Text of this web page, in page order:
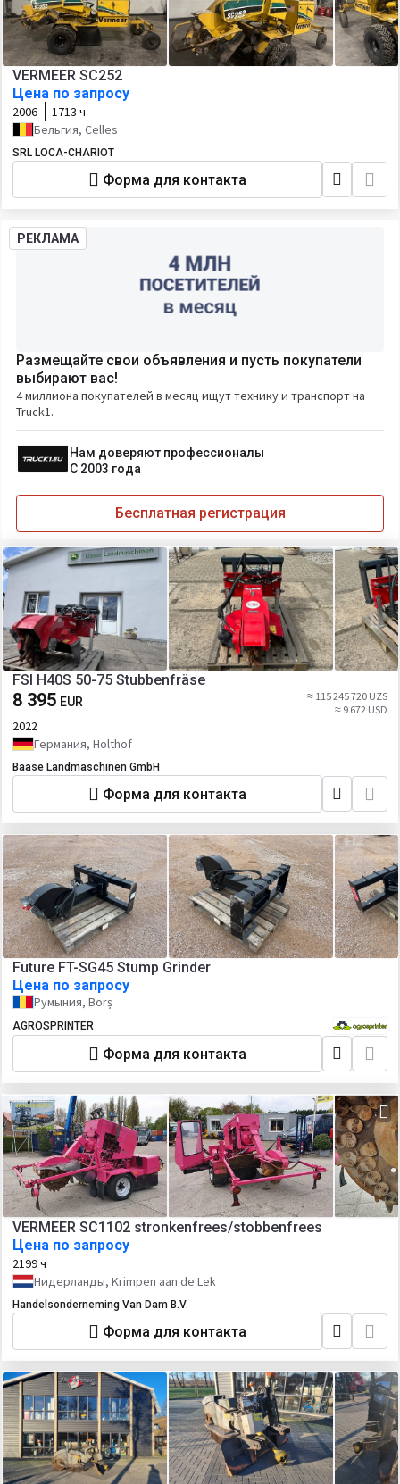
VERMEER SC252
Цена по запросу
2006
1713 ч
Бельгия, Celles
SRL LOCA-CHARIOT
Форма для контакта
РЕКЛАМА
Размещайте свои объявления и пусть покупатели
выбирают вас!
4 миллиона покупателей в месяц ищут технику и транспорт на
Truck1.
Нам доверяют профессионалы
С 2003 года
Бесплатная регистрация
FSI H40S 50-75 Stubbenfräse
8 395 EUR
≈ 115 245 720 UZS
≈ 9 672 USD
2022
Германия, Holthof
Baase Landmaschinen GmbH
Форма для контакта
Future FT-SG45 Stump Grinder
Цена по запросу
Румыния, Borș
AGROSPRINTER
Форма для контакта
VERMEER SC1102 stronkenfrees/stobbenfrees
Цена по запросу
2199 ч
Нидерланды, Krimpen aan de Lek
Handelsonderneming Van Dam B.V.
Форма для контакта